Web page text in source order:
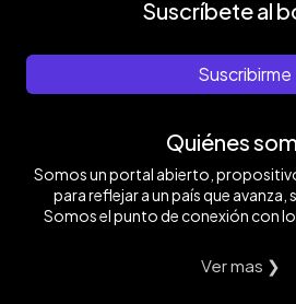
Suscríbete al
Suscribirme
Quiénes
Somos un portal abierto,
para reflejar a un país que avanza,
Somos el punto de conexión con lo
Ver mas ❯